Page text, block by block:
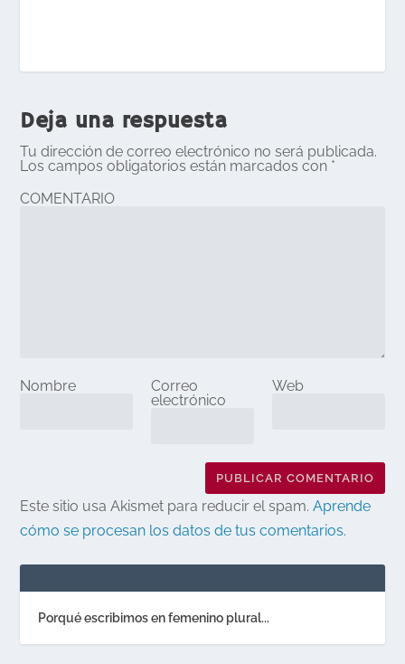
Deja una respuesta
Tu dirección de correo electrónico no será publicada.
Los campos obligatorios están marcados con *
COMENTARIO
Nombre
Correo
electrónico
Web
Este sitio usa Akismet para reducir el spam.Aprende
cómo se procesan los datos de tus comentarios.
Porqué escribimos en femenino plural...